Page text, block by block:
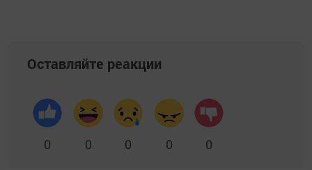
Оставляйте реакции
0 0 0 0 0